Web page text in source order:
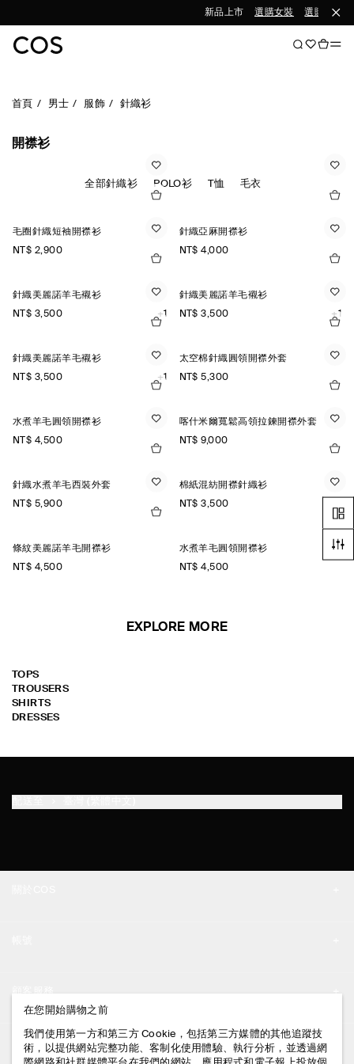
新品上市 選購女裝 選購男裝
首頁 男士 服飾 針織衫
開襟衫
全部針織衫 POLO衫 T恤 毛衣
毛圈針織短袖開襟衫
NT$ 2,900
針織亞麻開襟衫
NT$ 4,000
針織美麗諾羊毛襯衫
NT$ 3,500
+1
針織美麗諾羊毛襯衫
NT$ 3,500
+1
針織美麗諾羊毛襯衫
NT$ 3,500
+1
太空棉針織圓領開襟外套
NT$ 5,300
水煮羊毛圓領開襟衫
NT$ 4,500
喀什米爾寬鬆高領拉鍊開襟外套
NT$ 9,000
針織水煮羊毛西裝外套
NT$ 5,900
棉紙混紡開襟針織衫
NT$ 3,500
條紋美麗諾羊毛開襟衫
NT$ 4,500
水煮羊毛圓領開襟衫
NT$ 4,500
EXPLORE MORE
TOPS
TROUSERS
SHIRTS
DRESSES
門市資訊
登入 / 註冊
聯絡我們
配送說明
法律資訊
在您開始購物之前
我們使用第一方和第三方 Cookie，包括第三方媒體的其他追蹤技
術，以提供網站完整功能、客制化使用體驗、執行分析，並透過網